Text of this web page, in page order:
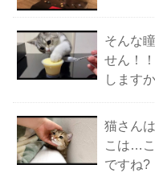
そんな
せん！
します
猫さん
こは…
ですね?